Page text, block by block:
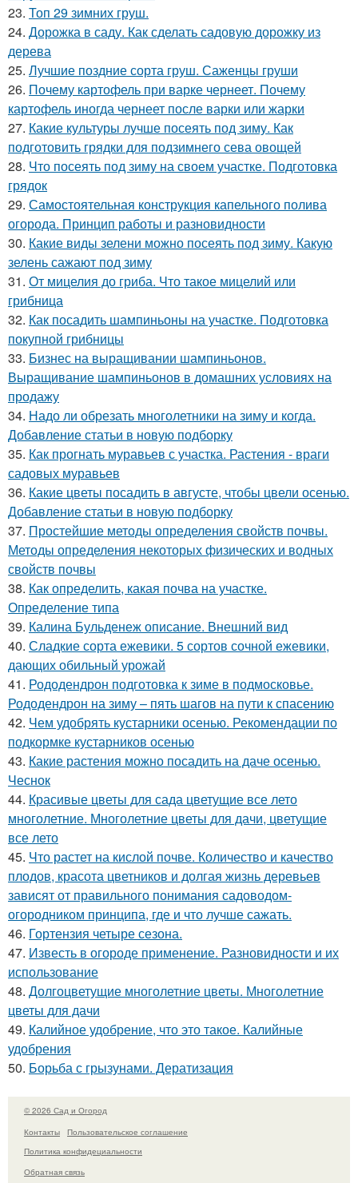
23. Топ 29 зимних груш.
24. Дорожка в саду. Как сделать садовую дорожку из
дерева
25. Лучшие поздние сорта груш. Саженцы груши
26. Почему картофель при варке чернеет. Почему
картофель иногда чернеет после варки или жарки
27. Какие культуры лучше посеять под зиму. Как
подготовить грядки для подзимнего сева овощей
28. Что посеять под зиму на своем участке. Подготовка
грядок
29. Самостоятельная конструкция капельного полива
огорода. Принцип работы и разновидности
30. Какие виды зелени можно посеять под зиму. Какую
зелень сажают под зиму
31. От мицелия до гриба. Что такое мицелий или
грибница
32. Как посадить шампиньоны на участке. Подготовка
покупной грибницы
33. Бизнес на выращивании шампиньонов.
Выращивание шампиньонов в домашних условиях на
продажу
34. Надо ли обрезать многолетники на зиму и когда.
Добавление статьи в новую подборку
35. Как прогнать муравьев с участка. Растения - враги
садовых муравьев
36. Какие цветы посадить в августе, чтобы цвели осенью.
Добавление статьи в новую подборку
37. Простейшие методы определения свойств почвы.
Методы определения некоторых физических и водных
свойств почвы
38. Как определить, какая почва на участке.
Определение типа
39. Калина Бульденеж описание. Внешний вид
40. Сладкие сорта ежевики. 5 сортов сочной ежевики,
дающих обильный урожай
41. Рододендрон подготовка к зиме в подмосковье.
Рододендрон на зиму – пять шагов на пути к спасению
42. Чем удобрять кустарники осенью. Рекомендации по
подкормке кустарников осенью
43. Какие растения можно посадить на даче осенью.
Чеснок
44. Красивые цветы для сада цветущие все лето
многолетние. Многолетние цветы для дачи, цветущие
все лето
45. Что растет на кислой почве. Количество и качество
плодов, красота цветников и долгая жизнь деревьев
зависят от правильного понимания садоводом-
огородником принципа, где и что лучше сажать.
46. Гортензия четыре сезона.
47. Известь в огороде применение. Разновидности и их
использование
48. Долгоцветущие многолетние цветы. Многолетние
цветы для дачи
49. Калийное удобрение, что это такое. Калийные
удобрения
50. Борьба с грызунами. Дератизация
© 2026 Сад и Огород
Контакты
Пользовательское соглашение
Политика конфидециальности
Обратная связь